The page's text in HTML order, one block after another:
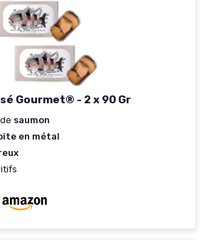
Gourmet® - 2 x 90 Gr
saumon
en métal